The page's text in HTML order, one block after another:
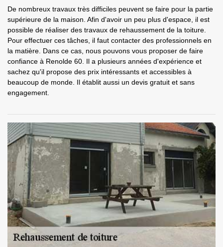
De nombreux travaux très difficiles peuvent se faire pour la partie
supérieure de la maison. Afin d'avoir un peu plus d'espace, il est
possible de réaliser des travaux de rehaussement de la toiture.
Pour effectuer ces tâches, il faut contacter des professionnels en
la matière. Dans ce cas, nous pouvons vous proposer de faire
confiance à Renolde 60. Il a plusieurs années d'expérience et
sachez qu'il propose des prix intéressants et accessibles à
beaucoup de monde. Il établit aussi un devis gratuit et sans
engagement.